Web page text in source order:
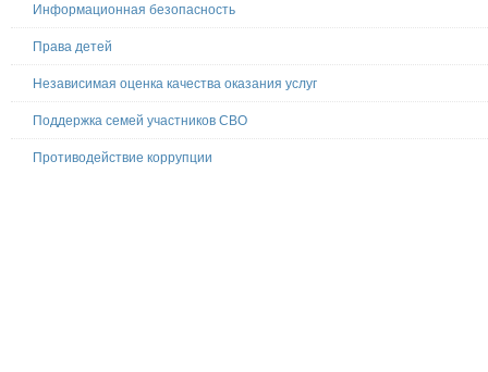
Информационная безопасность
Права детей
Независимая оценка качества оказания услуг
Поддержка семей участников СВО
Противодействие коррупции